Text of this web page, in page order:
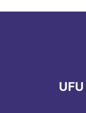
UFU